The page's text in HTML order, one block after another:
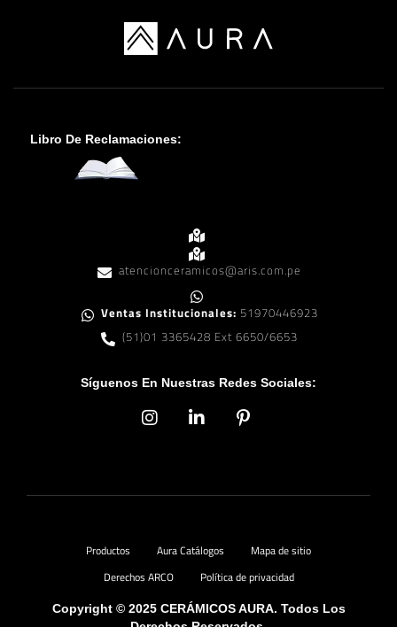
atencionceramicos@aris.com.pe
Ventas Institucionales: 51970446923
(51)01 3365428 Ext 6650/6653
Libro De Reclamaciones:
Síguenos En Nuestras Redes Sociales:
Productos Aura Catálogos
Mapa de sitio
Derechos ARCO
Política de privacidad
Copyright © 2025 CERÁMICOS AURA. Todos Los